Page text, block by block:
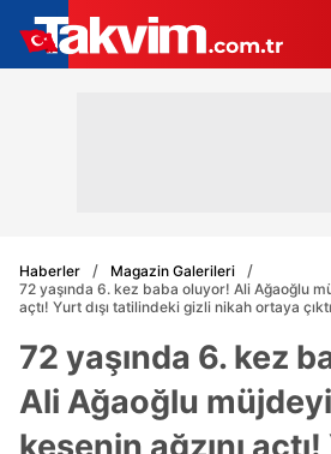
Haberler
Magazin Galerileri
72 yaşında 6. kez baba oluyor! Ali Ağaoğlu
açtı! Yurt dışı tatilindeki gizli nikah ortaya çıktı
72 yaşında 6. kez
Ali Ağaoğlu müjdeyi